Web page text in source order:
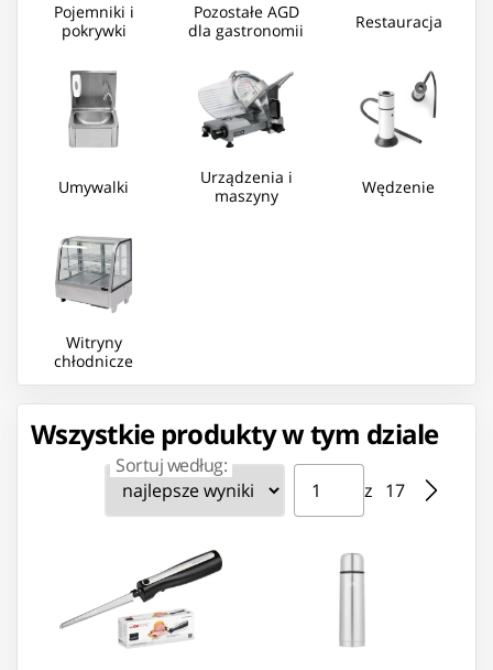
Pojemniki i
pokrywki
Pozostałe AGD
dla gastronomii
Restauracja
Umywalki
Urządzenia i
maszyny
Wędzenie
Witryny
chłodnicze
Wszystkie produkty w tym dziale
Sortuj według: Strona ⁨1⁩ z ⁨17⁩
z ⁨17⁩
Przejdź do strony